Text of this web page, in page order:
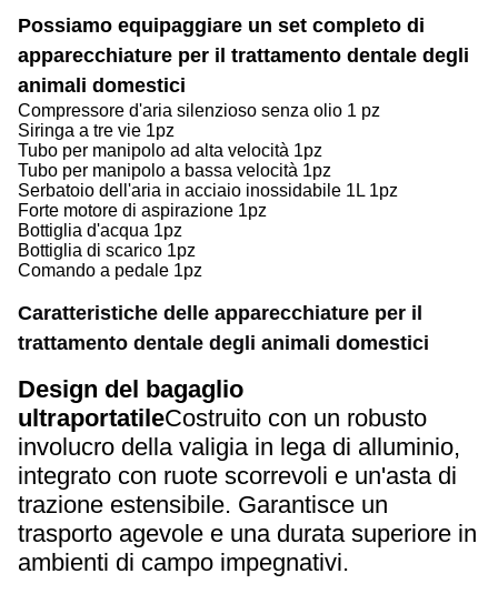
Possiamo equipaggiare un set completo di
apparecchiature per il trattamento dentale degli
animali domestici
Compressore d'aria silenzioso senza olio 1 pz
Siringa a tre vie 1pz
Tubo per manipolo ad alta velocità 1pz
Tubo per manipolo a bassa velocità 1pz
Serbatoio dell'aria in acciaio inossidabile 1L 1pz
Forte motore di aspirazione 1pz
Bottiglia d'acqua 1pz
Bottiglia di scarico 1pz
Comando a pedale 1pz
Caratteristiche delle apparecchiature per il
trattamento dentale degli animali domestici
Design del bagaglio
ultraportatileCostruito con un robusto
involucro della valigia in lega di alluminio,
integrato con ruote scorrevoli e un'asta di
trazione estensibile. Garantisce un
trasporto agevole e una durata superiore in
ambienti di campo impegnativi.